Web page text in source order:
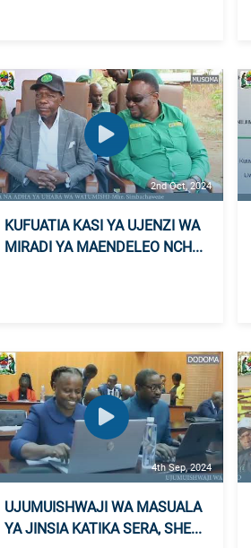
2nd Oct, 2024
KUFUATIA KASI YA UJENZI WA
MIRADI YA MAENDELEO NCH...
4th Sep, 2024
UJUMUISHWAJI WA MASUALA
YA JINSIA KATIKA SERA, SHE...